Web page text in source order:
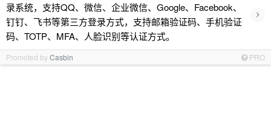
录系统，支持QQ、微信、企业微信、Google、Facebook、
钉钉、飞书等第三方登录方式，支持邮箱验证码、手机验证
码、TOTP、MFA、人脸识别等认证方式。
›
Promoted byCasbin PRO